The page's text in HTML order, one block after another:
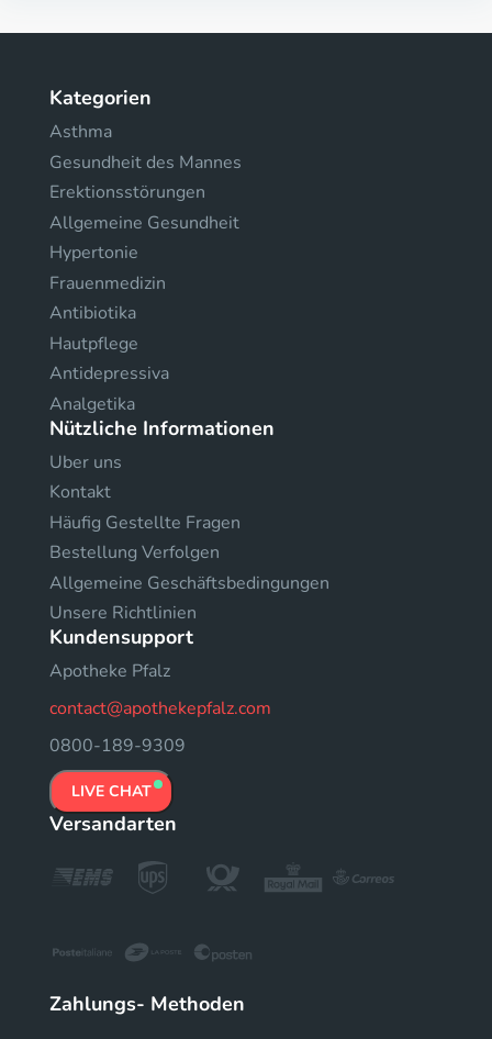
Kategorien
Asthma
Gesundheit des Mannes
Erektionsstörungen
Allgemeine Gesundheit
Hypertonie
Frauenmedizin
Antibiotika
Hautpflege
Antidepressiva
Analgetika
Nützliche Informationen
Uber uns
Kontakt
Häufig Gestellte Fragen
Bestellung Verfolgen
Allgemeine Geschäftsbedingungen
Unsere Richtlinien
Kundensupport
Apotheke Pfalz
contact@apothekepfalz.com
0800-189-9309
LIVE CHAT
Versandarten
Zahlungs- Methoden